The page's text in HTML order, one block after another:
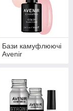
Бази камуфлюючі
Avenir